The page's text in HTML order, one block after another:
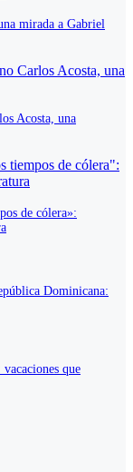
mirada a Gabriel
Acosta, una
de cólera»:
Dominicana:
que